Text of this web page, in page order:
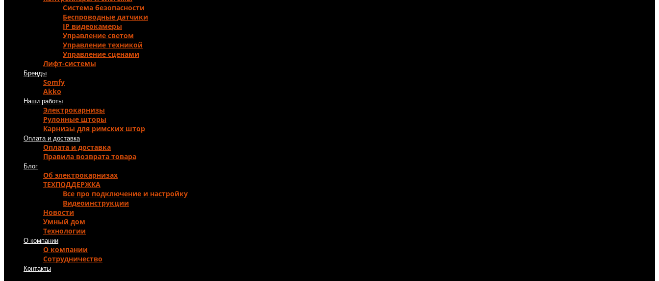
Система безопасности
Беспроводные датчики
IP видеокамеры
Управление светом
Управление техникой
Управление сценами
Лифт-системы
Бренды
Somfy
Akko
Наши работы
Электрокарнизы
Рулонные шторы
Карнизы для римских штор
Оплата и доставка
Оплата и доставка
Правила возврата товара
Блог
Об электрокарнизах
ТЕХПОДДЕРЖКА
Все про подключение и настройку
Видеоинструкции
Новости
Умный дом
Технологии
О компании
О компании
Сотрудничество
Контакты